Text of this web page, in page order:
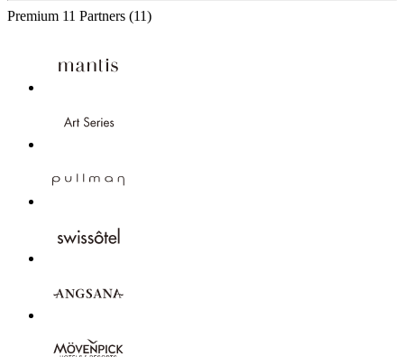
Premium 11 Partners (11)